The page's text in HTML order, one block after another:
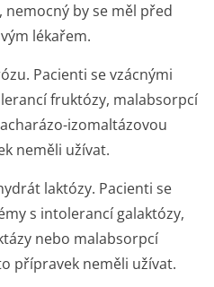
by se měl před
lékařem.
Pacienti se vzácnými
fruktózy, malabsorpcí
izomaltázovou
neměli užívat.
laktózy. Pacienti se
s intolerancí galaktózy,
nebo malabsorpcí
přípravek neměli užívat.